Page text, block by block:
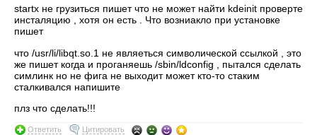
startx не грузиться пишет что не может найти kdeinit проверте
инсталяцию , хотя он есть . Что возниакло при установке
пишет
что /usr/li/libqt.so.1 не являеться символической ссылкой , это
же пишет когда и проганяешь /sbin/ldconfig , пытался сделать
симлинк но не фига не выходит может кто-то стаким
сталкивался напишите
плз что сделать!!!
Ответить Цитировать